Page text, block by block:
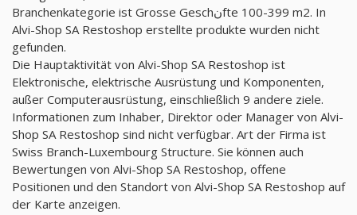
Branchenkategorie ist Grosse Geschنfte 100-399 m2. In
Alvi-Shop SA Restoshop erstellte produkte wurden nicht
gefunden.
Die Hauptaktivität von Alvi-Shop SA Restoshop ist
Elektronische, elektrische Ausrüstung und Komponenten,
außer Computerausrüstung, einschließlich 9 andere ziele.
Informationen zum Inhaber, Direktor oder Manager von Alvi-
Shop SA Restoshop sind nicht verfügbar. Art der Firma ist
Swiss Branch-Luxembourg Structure. Sie können auch
Bewertungen von Alvi-Shop SA Restoshop, offene
Positionen und den Standort von Alvi-Shop SA Restoshop auf
der Karte anzeigen.